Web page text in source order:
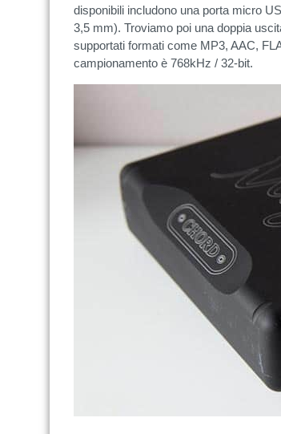
disponibili includono una porta micro
3,5 mm). Troviamo poi una doppia
supportati formati come MP3, AAC,
campionamento è 768kHz / 32-bit.